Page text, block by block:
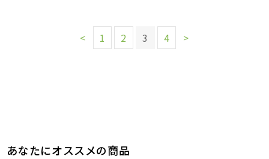
< 1 2 3 4 >
あなたにオススメの商品